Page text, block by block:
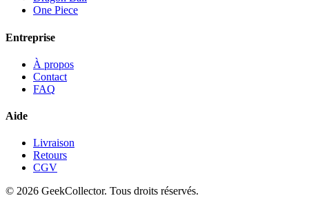
One Piece
Entreprise
À propos
Contact
FAQ
Aide
Livraison
Retours
CGV
© 2026 GeekCollector. Tous droits réservés.